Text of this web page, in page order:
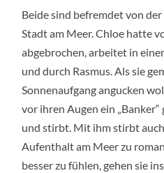
Beide sind befremdet von
Stadt am Meer. Chloe hatte
abgebrochen, arbeitet in
und durch Rasmus. Als sie
Sonnenaufgang angucken
vor ihren Augen ein
und stirbt. Mit ihm stirbt
Aufenthalt am Meer zu
besser zu fühlen,gehen sie